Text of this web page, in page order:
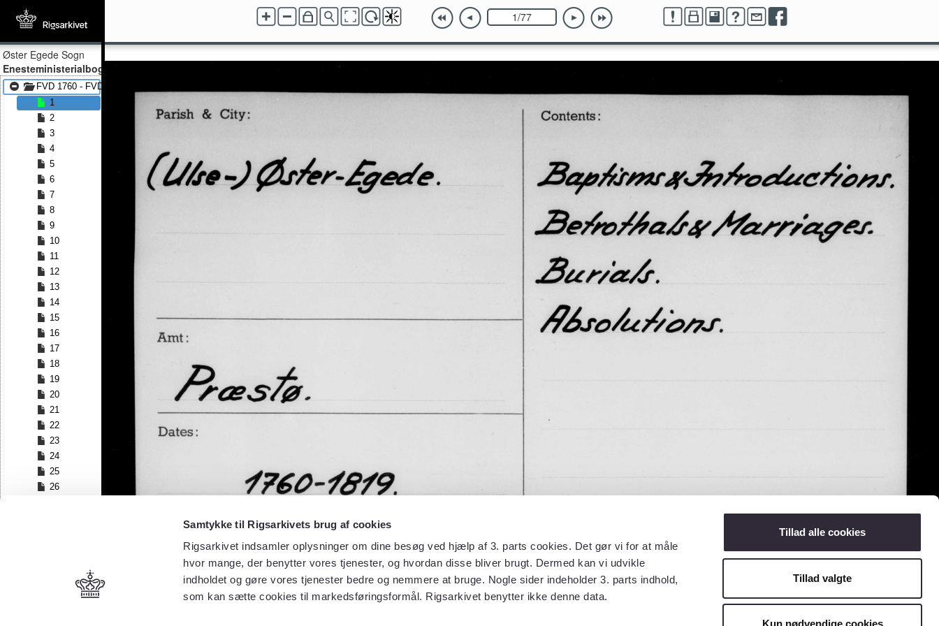
Samtykke til Rigsarkivets brug af cookies
Rigsarkivet indsamler oplysninger om dine besøg ved hjælp af 3. parts cookies. Det gør vi for at måle
hvor mange, der benytter vores tjenester, og hvordan disse bliver brugt. Dermed kan vi udvikle
indholdet og gøre vores tjenester bedre og nemmere at bruge. Nogle sider indeholder 3. parts indhold,
som kan sætte cookies til markedsføringsformål. Rigsarkivet benytter ikke denne data.
Tillad alle cookies
Tillad valgte
Kun nødvendige cookies
Øster Egede Sogn
Enesteministerialbog
FVD 1760 - FVD 1819
1
2
3
4
5
6
7
8
9
10
11
12
13
14
15
16
17
18
19
20
21
22
23
24
25
26